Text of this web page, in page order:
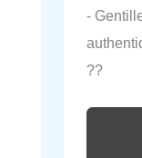
-
??